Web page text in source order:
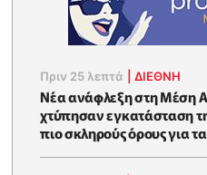
Πριν 25 λεπτά |ΔΙΕΘΝΗ
Νέα ανάφλεξη στη Μέση
χτύπησαν εγκατάσταση
πιο σκληρούς όρους για